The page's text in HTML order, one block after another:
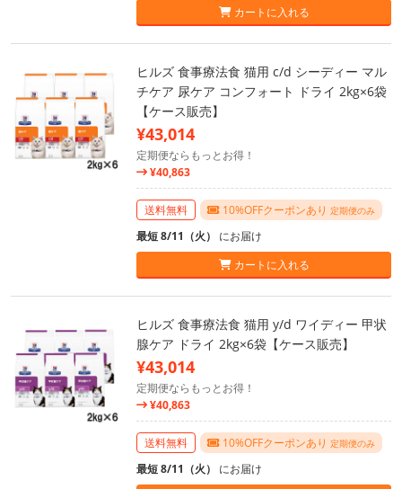
カートに入れる
ヒルズ 食事療法食 猫用 c/d シーディー マル
チケア 尿ケア コンフォート ドライ 2kg×6袋
【ケース販売】
¥43,014
定期便ならもっとお得！
¥40,863
送料無料 10%OFFクーポンあり 定期便のみ
最短 8/11（火） にお届け
カートに入れる
ヒルズ 食事療法食 猫用 y/d ワイディー 甲状
腺ケア ドライ 2kg×6袋【ケース販売】
¥43,014
定期便ならもっとお得！
¥40,863
送料無料 10%OFFクーポンあり 定期便のみ
最短 8/11（火） にお届け